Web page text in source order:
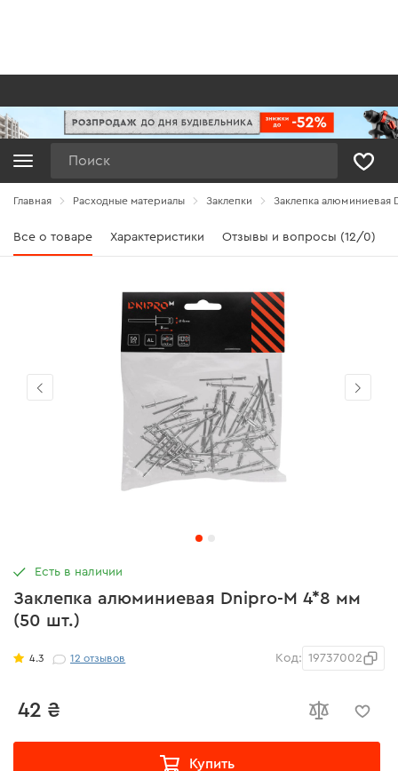
Главная Расходные материалы Заклепки Заклепка алюминиевая
Все о товаре Характеристики Отзывы и вопросы (12/0)
Заклепка алюминиевая Dnipro-M 4*8 мм
(50 шт.)
4.3 12отзывов Код: 19737002
42 ₴
Купить
Есть в наличии